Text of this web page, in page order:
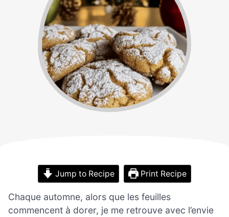
Jump to Recipe Print Recipe
Chaque automne, alors que les feuilles
commencent à dorer, je me retrouve avec l’envie